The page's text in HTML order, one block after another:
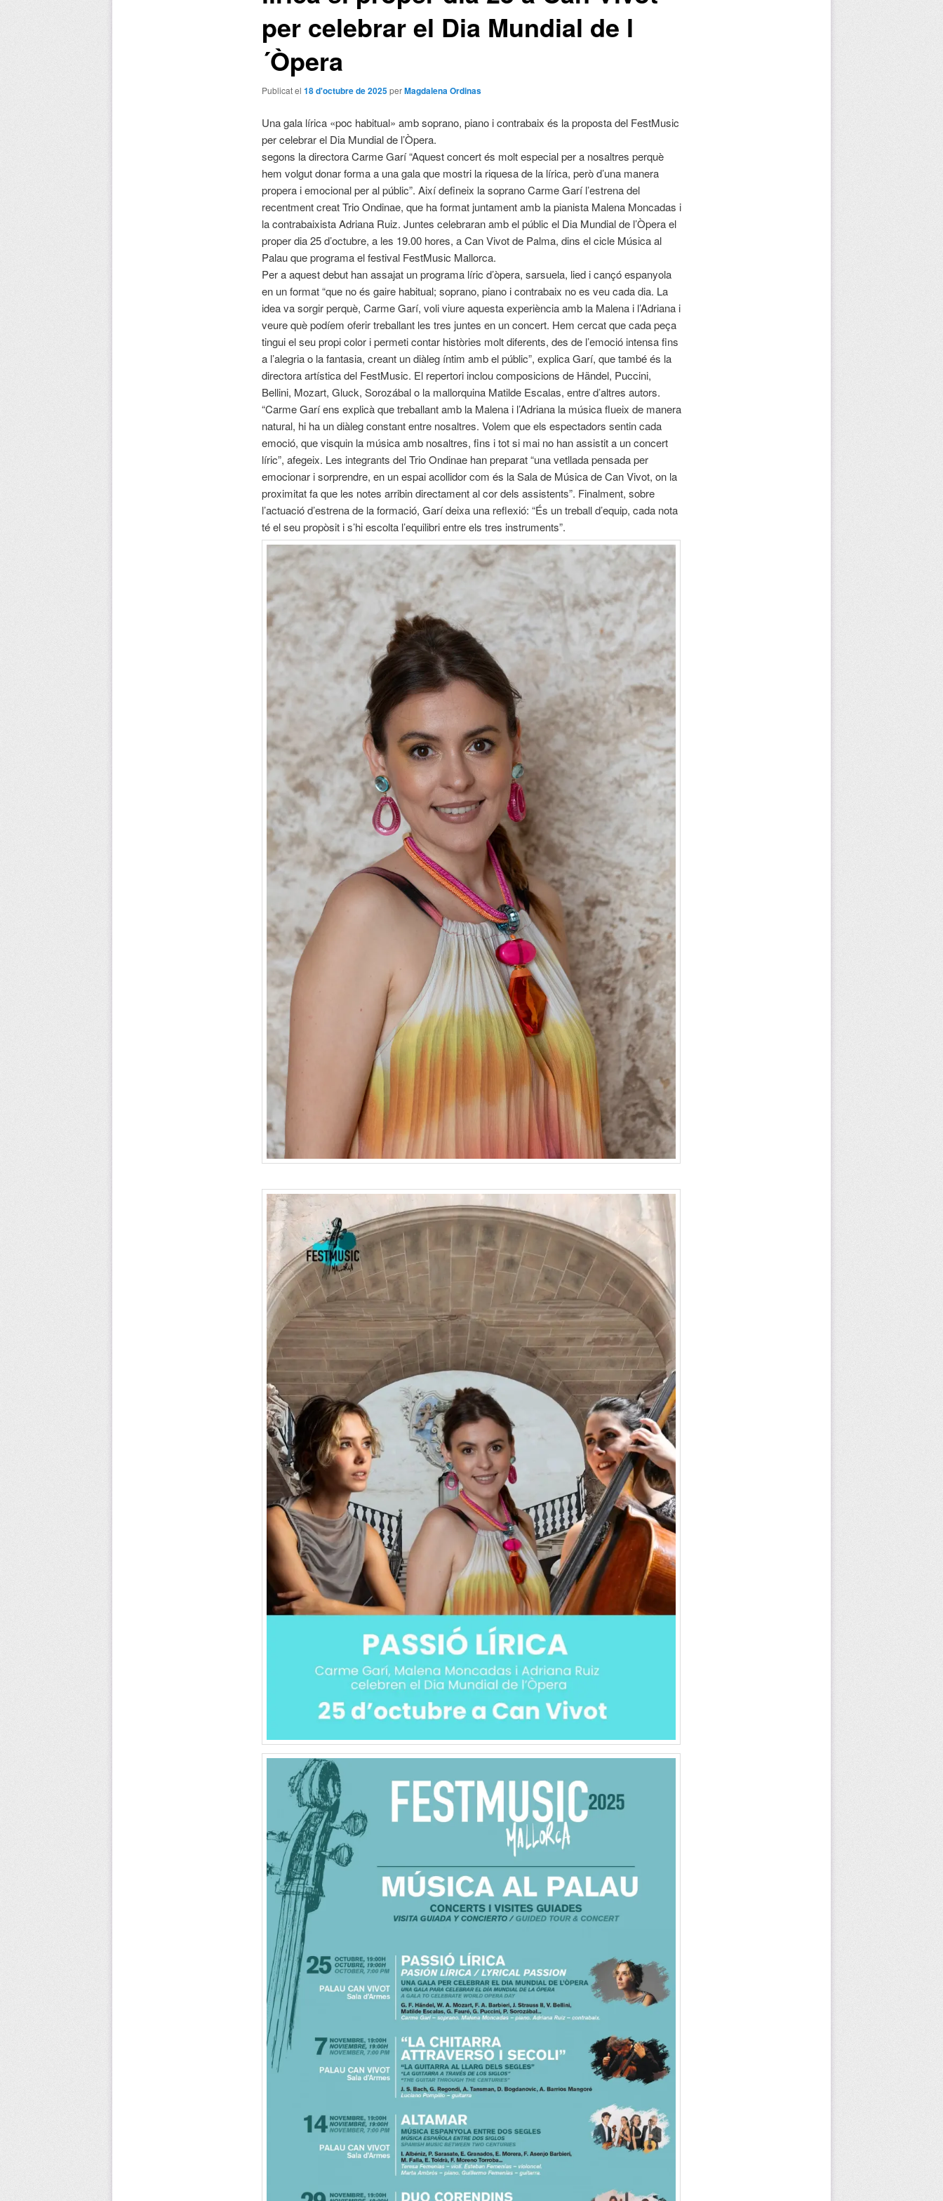
per celebrar el Dia Mundial de l
´Òpera
Publicat el 18 d'octubre de 2025perMagdalena Ordinas
Una gala lírica «poc habitual» amb soprano, piano i contrabaix és la proposta del FestMusic
per celebrar el Dia Mundial de l’Òpera.
segons la directora Carme Garí “Aquest concert és molt especial per a nosaltres perquè
hem volgut donar forma a una gala que mostri la riquesa de la lírica, però d’una manera
propera i emocional per al públic”. Així defineix la soprano Carme Garí l’estrena del
recentment creat Trio Ondinae, que ha format juntament amb la pianista Malena Moncadas i
la contrabaixista Adriana Ruiz. Juntes celebraran amb el públic el Dia Mundial de l’Òpera el
proper dia 25 d’octubre, a les 19.00 hores, a Can Vivot de Palma, dins el cicle Música al
Palau que programa el festival FestMusic Mallorca.
Per a aquest debut han assajat un programa líric d’òpera, sarsuela, lied i cançó espanyola
en un format “que no és gaire habitual; soprano, piano i contrabaix no es veu cada dia. La
idea va sorgir perquè, Carme Garí, voli viure aquesta experiència amb la Malena i l’Adriana i
veure què podíem oferir treballant les tres juntes en un concert. Hem cercat que cada peça
tingui el seu propi color i permeti contar històries molt diferents, des de l’emoció intensa fins
a l’alegria o la fantasia, creant un diàleg íntim amb el públic”, explica Garí, que també és la
directora artística del FestMusic. El repertori inclou composicions de Händel, Puccini,
Bellini, Mozart, Gluck, Sorozábal o la mallorquina Matilde Escalas, entre d’altres autors.
“Carme Garí ens explicà que treballant amb la Malena i l’Adriana la música flueix de manera
natural, hi ha un diàleg constant entre nosaltres. Volem que els espectadors sentin cada
emoció, que visquin la música amb nosaltres, fins i tot si mai no han assistit a un concert
líric”, afegeix. Les integrants del Trio Ondinae han preparat “una vetllada pensada per
emocionar i sorprendre, en un espai acollidor com és la Sala de Música de Can Vivot, on la
proximitat fa que les notes arribin directament al cor dels assistents”. Finalment, sobre
l’actuació d’estrena de la formació, Garí deixa una reflexió: “És un treball d’equip, cada nota
té el seu propòsit i s’hi escolta l’equilibri entre els tres instruments”.